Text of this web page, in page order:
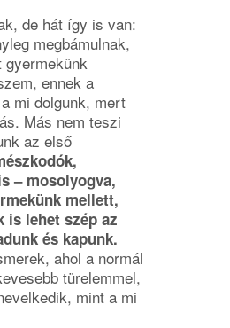
de hát így is van:
megbámulnak,
gyermekünk
ennek a
mi dolgunk, mert
Más nem teszi
az első
– mosolyogva,
mellett,
is lehet szép az
és kapunk.
ahol a normál
türelemmel,
mint a mi